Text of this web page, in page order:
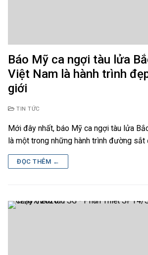
Báo Mỹ ca ngợi tàu lửa
Việt Nam là hành trình
giới
TIN TỨC
Mới đây nhất, báo Mỹ ca ngợi tàu lửa
là một trong những hành trình đường sắt
ĐỌC THÊM ←